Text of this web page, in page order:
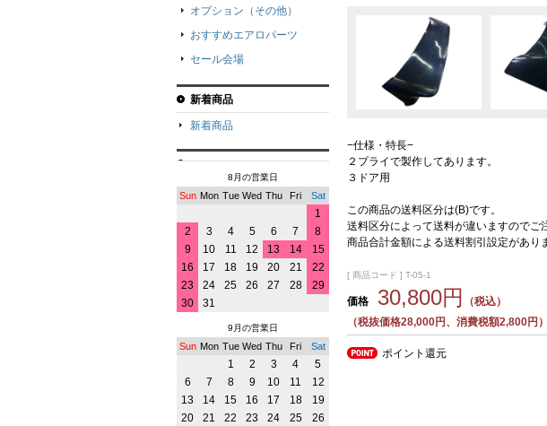
−仕様・特長−
２プライで製作してあります。
３ドア用
この商品の送料区分は(B)です。
送料区分によって送料が違いますので
商品合計金額による送料割引設定があり
[ 商品コード ] T-05-1
価格 30,800円
（税込）
（税抜価格28,000円、消費税額2,800円）
ポイント還元
オプション（その他）
おすすめエアロパーツ
セール会場
新着商品
新着商品
8月の営業日
Sun Mon Tue Wed Thu Fri Sat
1
2
3 4 5 6 7
8
9
10 11 12 13 14
15
16
17 18 19 20 21
22
23
24 25 26 27 28
29
30
31
9月の営業日
Sun Mon Tue Wed Thu Fri Sat
1 2 3 4
5
6
7 8 9 10 11
12
13
14 15 16 17 18
19
20
21 22 23 24 25
26